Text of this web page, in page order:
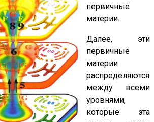
первичные
материи.
Далее, эти
первичные
материи
распределяются
между всеми
уровнями,
которые эта